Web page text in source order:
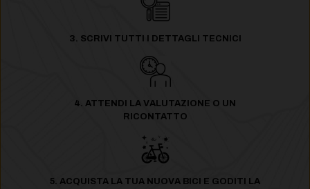
3. SCRIVI TUTTI I DETTAGLI TECNICI
4. ATTENDI LA VALUTAZIONE O UN
RICONTATTO
5. ACQUISTA LA TUA NUOVA BICI E GODITI LA